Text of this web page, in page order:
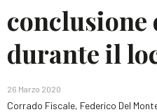
durante il
26 Marzo 2020
Corrado Fiscale, Federico Del